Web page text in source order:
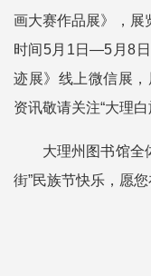
画大赛作品展》，展
时间5月1日—5月8
迹展》线上微信展
资讯敬请关注“大理
大理州图书馆全
街”民族节快乐，愿